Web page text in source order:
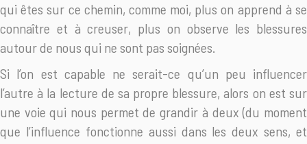
qui êtes sur ce chemin, comme moi, plus on apprend à se
connaître et à creuser, plus on observe les blessures
autour de nous qui ne sont pas soignées.
Si l’on est capable ne serait-ce qu’un peu influencer
l’autre à la lecture de sa propre blessure, alors on est sur
une voie qui nous permet de grandir à deux (du moment
que l’influence fonctionne aussi dans les deux sens, et